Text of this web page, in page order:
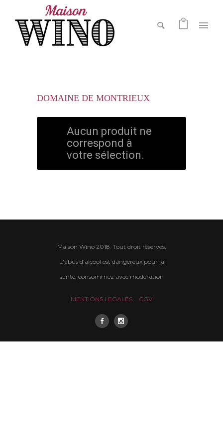
DOMAINE DE MONTRIEUX
Aucun produit ne
correspond à
votre sélection.
Maison Wino 2018. Tout droit réservés.
L'abus d'alcool est dangereux pour la
santé, consommez avec modération
MENTIONS LEGALES CGV